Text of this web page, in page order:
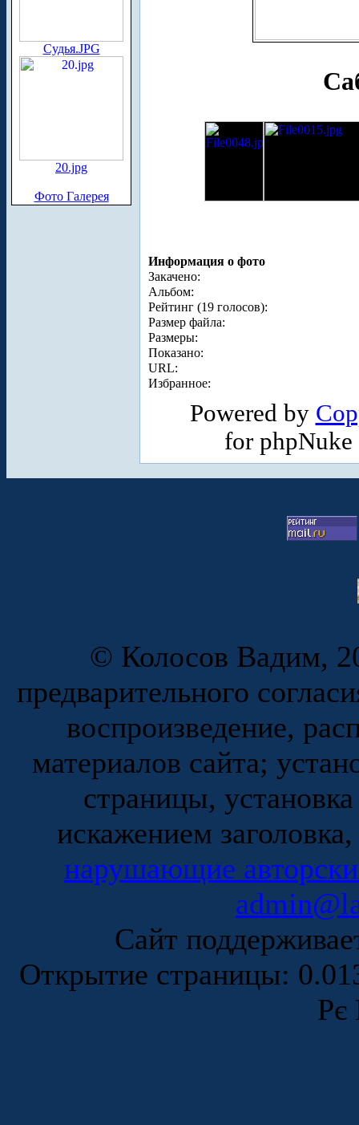
Судья.JPG
20.jpg
Фото Галерея
Информация о фото
Закачено:
Альбом:
Рейтинг (19 голосов):
Размер файла:
Размеры:
Показано:
URL:
Избранное:
Powered by
for
© Колосов Вадим,
предварительного
воспроизведение,
материалов сайта;
страницы,
искажением
нарушающие
Сайт
Открытие страницы:
Рє